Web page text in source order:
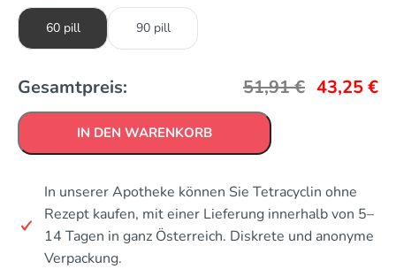
60 pill 90 pill
Gesamtpreis: 51,91€ 43,25€
IN DEN WARENKORB
In unserer Apotheke können Sie Tetracyclin ohne
Rezept kaufen, mit einer Lieferung innerhalb von 5–
14 Tagen in ganz Österreich. Diskrete und anonyme
Verpackung.